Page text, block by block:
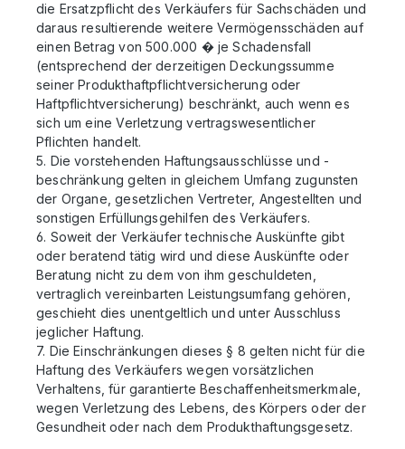
die Ersatzpflicht des Verkäufers für Sachschäden und
daraus resultierende weitere Vermögensschäden auf
einen Betrag von 500.000 � je Schadensfall
(entsprechend der derzeitigen Deckungssumme
seiner Produkthaftpflichtversicherung oder
Haftpflichtversicherung) beschränkt, auch wenn es
sich um eine Verletzung vertragswesentlicher
Pflichten handelt.
5. Die vorstehenden Haftungsausschlüsse und -
beschränkung gelten in gleichem Umfang zugunsten
der Organe, gesetzlichen Vertreter, Angestellten und
sonstigen Erfüllungsgehilfen des Verkäufers.
6. Soweit der Verkäufer technische Auskünfte gibt
oder beratend tätig wird und diese Auskünfte oder
Beratung nicht zu dem von ihm geschuldeten,
vertraglich vereinbarten Leistungsumfang gehören,
geschieht dies unentgeltlich und unter Ausschluss
jeglicher Haftung.
7. Die Einschränkungen dieses § 8 gelten nicht für die
Haftung des Verkäufers wegen vorsätzlichen
Verhaltens, für garantierte Beschaffenheitsmerkmale,
wegen Verletzung des Lebens, des Körpers oder der
Gesundheit oder nach dem Produkthaftungsgesetz.